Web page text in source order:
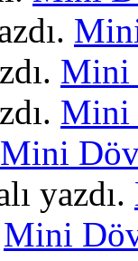
Mini
Mini
Mini
yazdı.
Mini